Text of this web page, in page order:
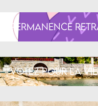
Permanence
Votez pour la